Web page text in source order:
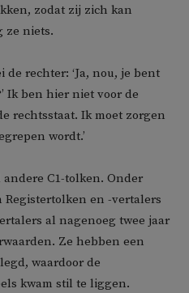
zodat zij zich kan
ze niets.
de rechter: ‘Ja, nou, je bent
Ik ben hier niet voor de
rechtsstaat. Ik moet zorgen
wordt.’
C1-tolken. Onder
en -vertalers
al nagenoeg twee jaar
Ze hebben een
waardoor de
kwam stil te liggen.